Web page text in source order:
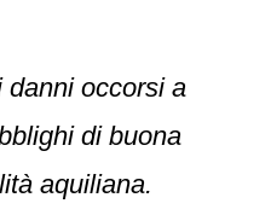
danni occorsi a
di buona
aquiliana.